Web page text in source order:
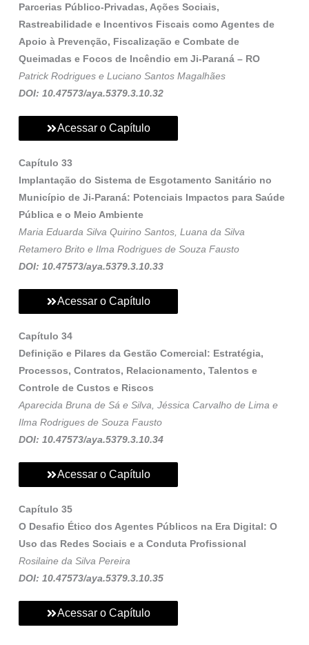
Parcerias Público-Privadas, Ações Sociais,
Rastreabilidade e Incentivos Fiscais como Agentes de
Apoio à Prevenção, Fiscalização e Combate de
Queimadas e Focos de Incêndio em Ji-Paraná – RO
Patrick Rodrigues e Luciano Santos Magalhães
DOI: 10.47573/aya.5379.3.10.32
Acessar o Capítulo
Capítulo 33
Implantação do Sistema de Esgotamento Sanitário no
Município de Ji-Paraná: Potenciais Impactos para Saúde
Pública e o Meio Ambiente
Maria Eduarda Silva Quirino Santos, Luana da Silva
Retamero Brito e Ilma Rodrigues de Souza Fausto
DOI: 10.47573/aya.5379.3.10.33
Acessar o Capítulo
Capítulo 34
Definição e Pilares da Gestão Comercial: Estratégia,
Processos, Contratos, Relacionamento, Talentos e
Controle de Custos e Riscos
Aparecida Bruna de Sá e Silva, Jéssica Carvalho de Lima e
Ilma Rodrigues de Souza Fausto
DOI: 10.47573/aya.5379.3.10.34
Acessar o Capítulo
Capítulo 35
O Desafio Ético dos Agentes Públicos na Era Digital: O
Uso das Redes Sociais e a Conduta Profissional
Rosilaine da Silva Pereira
DOI: 10.47573/aya.5379.3.10.35
Acessar o Capítulo